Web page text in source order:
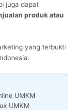
juga dapat
produk atau
yang terbukti
UMKM
UMKM